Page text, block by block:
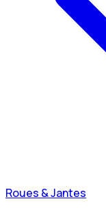
Roues & Jantes